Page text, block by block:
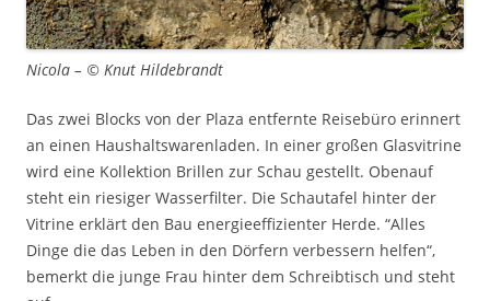
Nicola – © Knut Hildebrandt
Das zwei Blocks von der Plaza entfernte Reisebüro erinnert
an einen Haushaltswarenladen. In einer großen Glasvitrine
wird eine Kollektion Brillen zur Schau gestellt. Obenauf
steht ein riesiger Wasserfilter. Die Schautafel hinter der
Vitrine erklärt den Bau energieeffizienter Herde. “Alles
Dinge die das Leben in den Dörfern verbessern helfen“,
bemerkt die junge Frau hinter dem Schreibtisch und steht